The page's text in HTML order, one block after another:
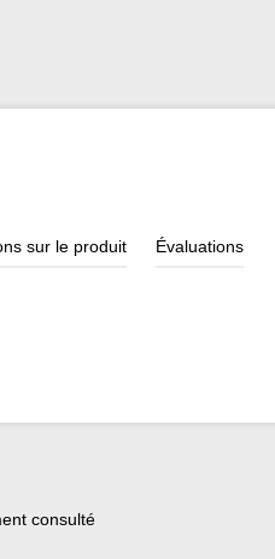
sur le produit Évaluations
consulté